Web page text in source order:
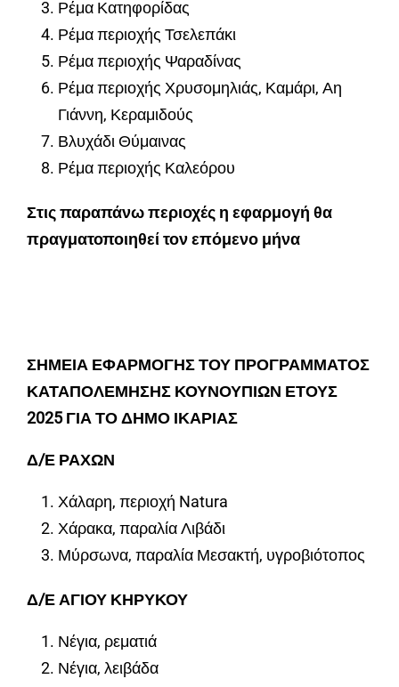
Ρέμα Κατηφορίδας
Ρέμα περιοχής Τσελεπάκι
Ρέμα περιοχής Ψαραδίνας
Ρέμα περιοχής Χρυσομηλιάς, Καμάρι, Αη
Γιάννη, Κεραμιδούς
Βλυχάδι Θύμαινας
Ρέμα περιοχής Καλεόρου
Στις παραπάνω περιοχές η εφαρμογή θα
πραγματοποιηθεί τον επόμενο μήνα
ΣΗΜΕΙΑ ΕΦΑΡΜΟΓΗΣ ΤΟΥ ΠΡΟΓΡΑΜΜΑΤΟΣ
ΚΑΤΑΠΟΛΕΜΗΣΗΣ ΚΟΥΝΟΥΠΙΩΝ ΕΤΟΥΣ
2025 ΓΙΑ ΤΟ ΔΗΜΟ ΙΚΑΡΙΑΣ
Δ/Ε ΡΑΧΩΝ
Χάλαρη, περιοχή Natura
Χάρακα, παραλία Λιβάδι
Μύρσωνα, παραλία Μεσακτή, υγροβιότοπος
Δ/Ε ΑΓΙΟΥ ΚΗΡΥΚΟΥ
Νέγια, ρεματιά
Νέγια, λειβάδα